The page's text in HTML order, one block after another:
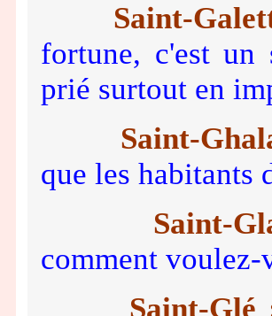
Saint-
fortune, c'est un
prié surtout en
Saint-
que les habitants
Saint-
comment voulez-
Saint-Glé